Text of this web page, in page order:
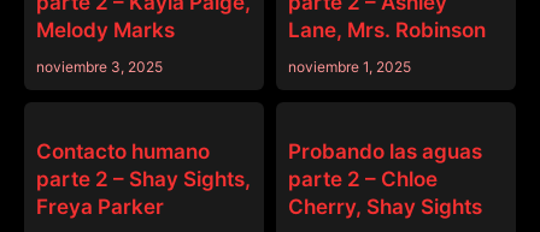
Melody Marks
noviembre 3, 2025
Lane, Mrs. Robinson
noviembre 1, 2025
Contacto humano
parte 2 – Shay Sights,
Freya Parker
Probando las aguas
parte 2 – Chloe
Cherry, Shay Sights